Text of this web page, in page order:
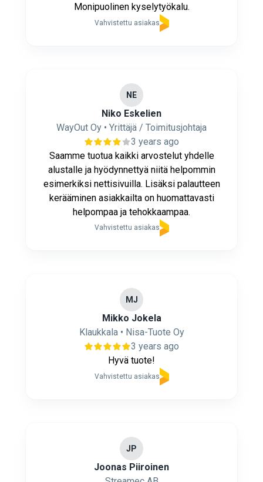
Monipuolinen kyselytyökalu.
Vahvistettu asiakas
NE
Niko Eskelien
WayOut Oy • Yrittäjä / Toimitusjohtaja
3 years ago
Saamme tuotua kaikki arvostelut yhdelle
alustalle ja hyödynnettyä niitä helpommin
esimerkiksi nettisivuilla. Lisäksi palautteen
kerääminen asiakkailta on huomattavasti
helpompaa ja tehokkaampaa.
Vahvistettu asiakas
MJ
Mikko Jokela
Klaukkala • Nisa-Tuote Oy
3 years ago
Hyvä tuote!
Vahvistettu asiakas
JP
Joonas Piiroinen